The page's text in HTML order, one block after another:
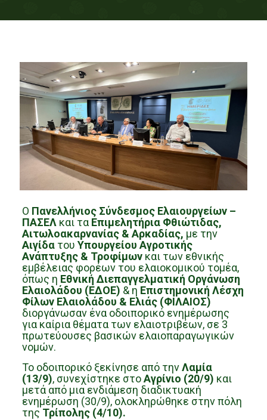
Ο Πανελλήνιος Σύνδεσμος Ελαιουργείων –
ΠΑΣΕΛ και τα Επιμελητήρια Φθιώτιδας,
Αιτωλοακαρνανίας & Αρκαδίας, με την
Αιγίδατου Υπουργείου Αγροτικής
Ανάπτυξης & Τροφίμωνκαι των εθνικής
εμβέλειας φορέων του ελαιοκομικού τομέα,
όπως ​η Εθνική Διεπαγγελματική Οργάνωση
Ελαιολάδου (ΕΔΟΕ) & ​η Επιστημονική Λέσχη
Φίλων Ελαιολάδου & Ελιάς (ΦΙΛΑΙΟΣ)
διοργάνωσαν ένα οδοιπορικό ενημέρωσης
για καίρια θέματα των ελαιοτριβέων, σε 3
πρωτεύουσες βασικών ελαιοπαραγωγικών
νομών.
Το οδοιπορικό ξεκίνησε από τηνΛαμία
(13/9), συνεχίστηκε στοΑγρίνιο (20/9) και
μετά από μια ενδιάμεση διαδικτυακή
ενημέρωση (30/9), ολοκληρώθηκε στην πόλη
της Τρίπολης (4/10).